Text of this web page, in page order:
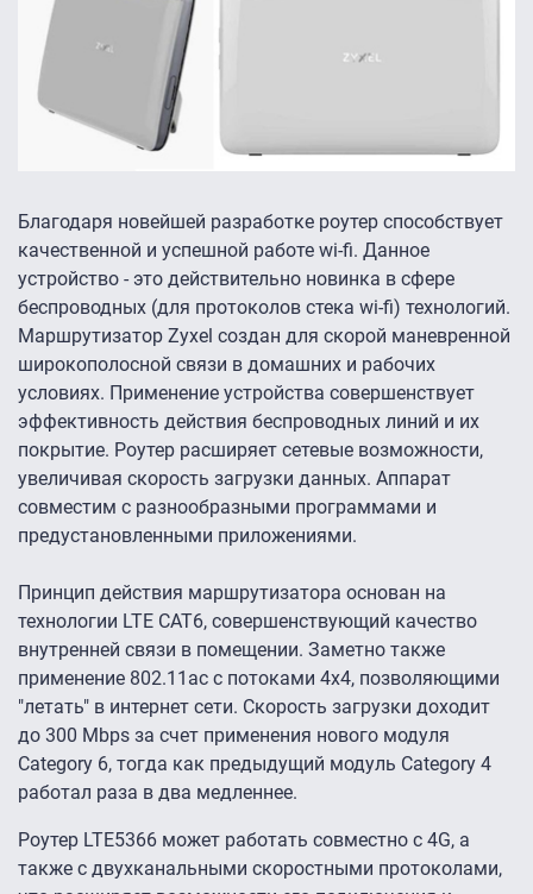
Благодаря новейшей разработке роутер способствует
качественной и успешной работе wi-fi. Данное
устройство - это действительно новинка в сфере
беспроводных (для протоколов стека wi-fi) технологий.
Маршрутизатор Zyxel создан для скорой маневренной
широкополосной связи в домашних и рабочих
условиях. Применение устройства совершенствует
эффективность действия беспроводных линий и их
покрытие. Роутер расширяет сетевые возможности,
увеличивая скорость загрузки данных. Аппарат
совместим с разнообразными программами и
предустановленными приложениями.
Принцип действия маршрутизатора основан на
технологии LTE CAT6, совершенствующий качество
внутренней связи в помещении. Заметно также
применение 802.11ac с потоками 4x4, позволяющими
"летать" в интернет сети. Скорость загрузки доходит
до 300 Mbps за счет применения нового модуля
Category 6, тогда как предыдущий модуль Category 4
работал раза в два медленнее.
Роутер LTE5366 может работать совместно с 4G, а
также с двухканальными скоростными протоколами,